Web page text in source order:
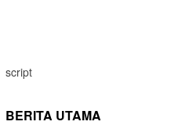
script
BERITA UTAMA